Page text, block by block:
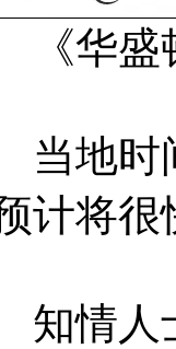
华盛
地时间
计将很
情人士